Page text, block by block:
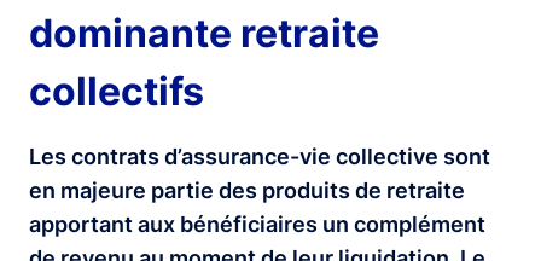
dominante retraite
collectifs
Les contrats d’assurance-vie collective sont
en majeure partie des produits de retraite
apportant aux bénéficiaires un complément